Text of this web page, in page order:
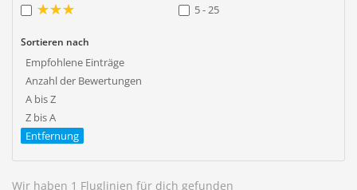
5 - 25
Sortieren nach
Empfohlene Einträge
Anzahl der Bewertungen
A bis Z
Z bis A
Entfernung
Wir haben 1 Fluglinien für dich gefunden